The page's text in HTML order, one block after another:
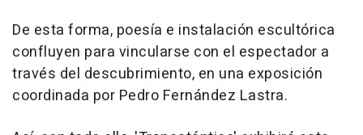
De esta forma, poesía e instalación escultórica
confluyen para vincularse con el espectador a
través del descubrimiento, en una exposición
coordinada por Pedro Fernández Lastra.